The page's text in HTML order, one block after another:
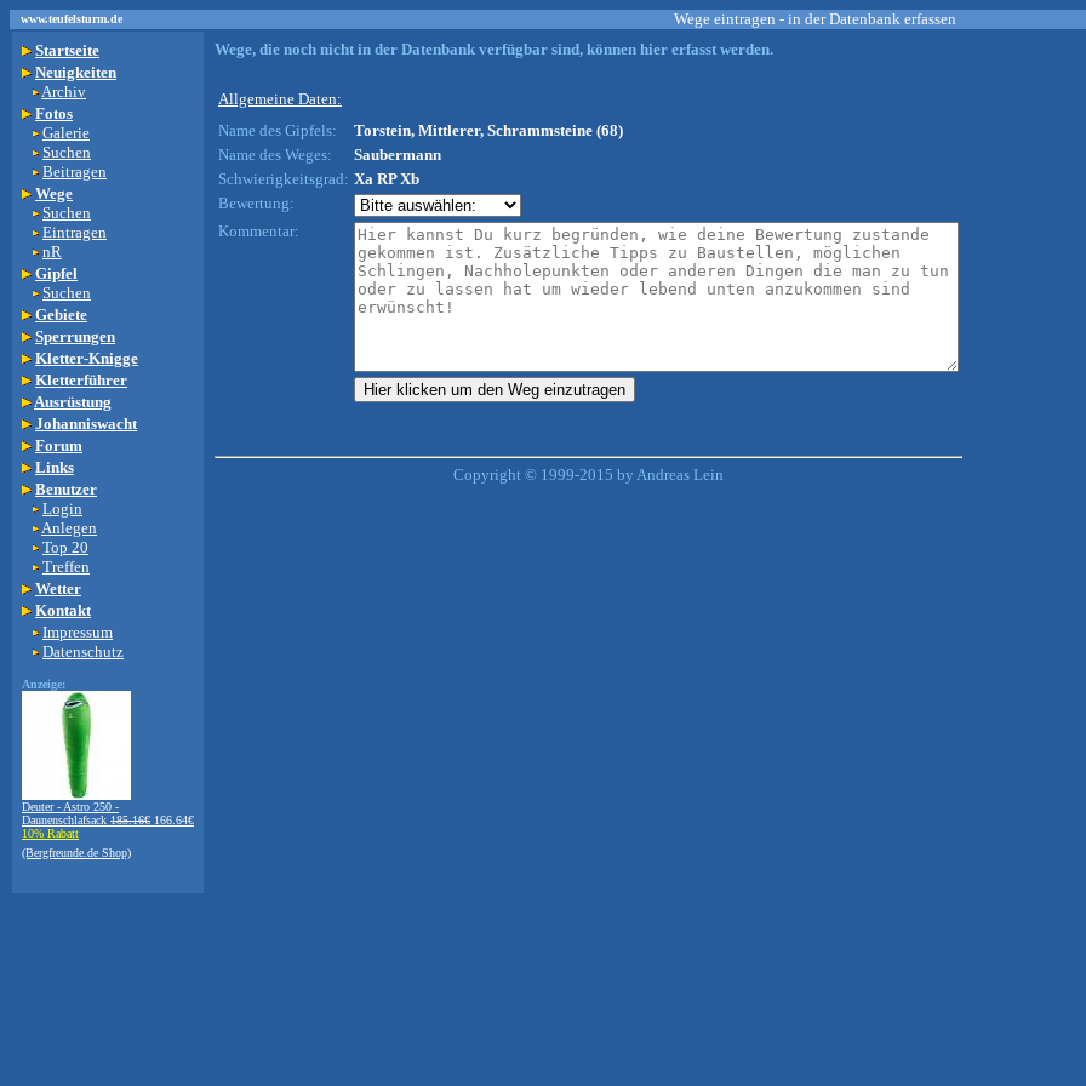
www.teufelsturm.de Wege eintragen - in der Datenbank erfassen
Startseite
Neuigkeiten
Archiv
Fotos
Galerie
Suchen
Beitragen
Wege
Suchen
Eintragen
nR
Gipfel
Suchen
Gebiete
Sperrungen
Kletter-Knigge
Kletterführer
Ausrüstung
Johanniswacht
Forum
Links
Benutzer
Login
Anlegen
Top 20
Treffen
Wetter
Kontakt
Impressum
Datenschutz
Anzeige:
Deuter - Astro 250 -
Daunenschlafsack 185.16€ 166.64€
10% Rabatt
(Bergfreunde.de Shop)
Wege, die noch nicht in der Datenbank verfügbar sind, können hier erfasst werden.
Allgemeine Daten:
Name des Gipfels:
Torstein, Mittlerer, Schrammsteine (68)
Name des Weges:
Saubermann
Schwierigkeitsgrad: Xa RP Xb
Bewertung:
Kommentar:
Copyright © 1999-2015 by Andreas Lein